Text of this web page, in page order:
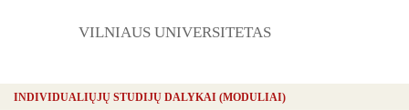
VILNIAUS UNIVERSITETAS
INDIVIDUALIŲJŲ STUDIJŲ DALYKAI (MODULIAI)